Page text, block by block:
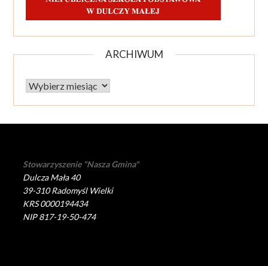
ARCHIWUM
Archiwum
Stowarzyszenie "Nasza Gmina"
Dulcza Mała 40
39-310 Radomyśl Wielki
KRS 0000194434
NIP 817-19-50-474